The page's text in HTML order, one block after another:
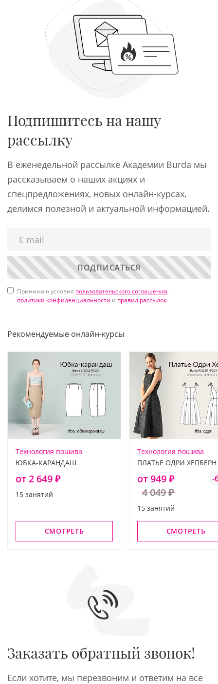
Подпишитесь на нашу
рассылку
В еженедельной рассылке Академии Burda мы
рассказываем о наших акциях и
спецпредложениях, новых онлайн-курсах,
делимся полезной и актуальной информацией.
ПОДПИСАТЬСЯ
Принимаю условия пользовательского соглашения,
политики конфиденциальности и правил рассылок.
Рекомендуемые онлайн-курсы
Технология пошива
ЮБКА-КАРАНДАШ
от 2 649 ₽
15 занятий
СМОТРЕТЬ
Технология пошива
ПЛАТЬЕ ОДРИ ХЕПБЕРН
от 949 ₽
4 049 ₽
-
15 занятий
СМОТРЕТЬ
Заказать обратный звонок!
Если хотите, мы перезвоним и ответим на все